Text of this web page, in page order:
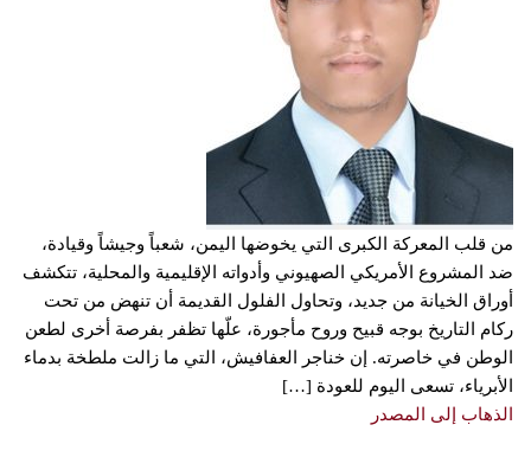
من قلب المعركة الكبرى التي يخوضها اليمن، شعباً وجيشاً وقيادة،
ضد المشروع الأمريكي الصهيوني وأدواته الإقليمية والمحلية، تتكشف
أوراق الخيانة من جديد، وتحاول الفلول القديمة أن تنهض من تحت
ركام التاريخ بوجه قبيح وروح مأجورة، علّها تظفر بفرصة أخرى لطعن
الوطن في خاصرته. إن خناجر العفافيش، التي ما زالت ملطخة بدماء
الأبرياء، تسعى اليوم للعودة […]
الذهاب إلى المصدر